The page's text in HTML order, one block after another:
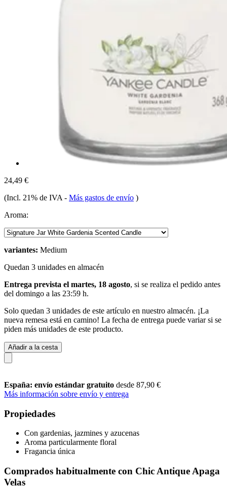
24,49 €
(Incl. 21% de IVA - Más gastos de envío )
Aroma:
variantes: Medium
Quedan 3 unidades en almacén
Entrega prevista el martes, 18 agosto, si se realiza el pedido antes
del domingo a las 23:59 h.
Solo quedan 3 unidades de este artículo en nuestro almacén. ¡La
nueva remesa está en camino! La fecha de entrega puede variar si se
piden más unidades de este producto.
Añadir a la cesta
España: envío estándar gratuito desde 87,90 €
Más información sobre envío y entrega
Propiedades
Con gardenias, jazmines y azucenas
Aroma particularmente floral
Fragancia única
Comprados habitualmente con Chic Antique Apaga
Velas